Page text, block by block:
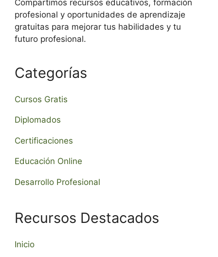
Compartimos recursos educativos, formación
profesional y oportunidades de aprendizaje
gratuitas para mejorar tus habilidades y tu
futuro profesional.
Categorías
Cursos Gratis
Diplomados
Certificaciones
Educación Online
Desarrollo Profesional
Recursos Destacados
Inicio